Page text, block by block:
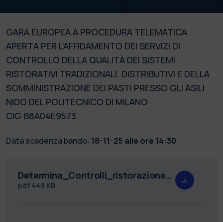
GARA EUROPEA A PROCEDURA TELEMATICA
APERTA PER L’AFFIDAMENTO DEI SERVIZI DI
CONTROLLO DELLA QUALITÀ DEI SISTEMI
RISTORATIVI TRADIZIONALI, DISTRIBUTIVI E DELLA
SOMMINISTRAZIONE DEI PASTI PRESSO GLI ASILI
NIDO DEL POLITECNICO DI MILANO
CIG B8A04E9573
Data scadenza bando: 18-11-25 alle ore 14:30
Determina_Controlli_ristorazione_Rep._15825.pdf
pdf 449 KB